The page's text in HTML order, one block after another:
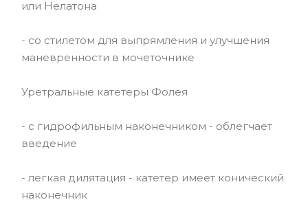
или Нелатона
- со стилетом для выпрямления и улучшения
маневренности в мочеточнике
Уретральные катетеры Фолея
- с гидрофильным наконечником - облегчает
введение
- легкая дилятация - катетер имеет конический
наконечник